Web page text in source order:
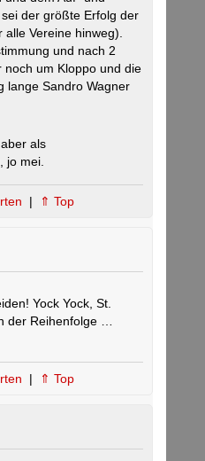
der größte Erfolg der
Vereine hinweg).
und nach 2
noch um Kloppo und die
lange Sandro Wagner
als
jo mei.
| ⇑ Top
Yock Yock, St.
der Reihenfolge …
| ⇑ Top